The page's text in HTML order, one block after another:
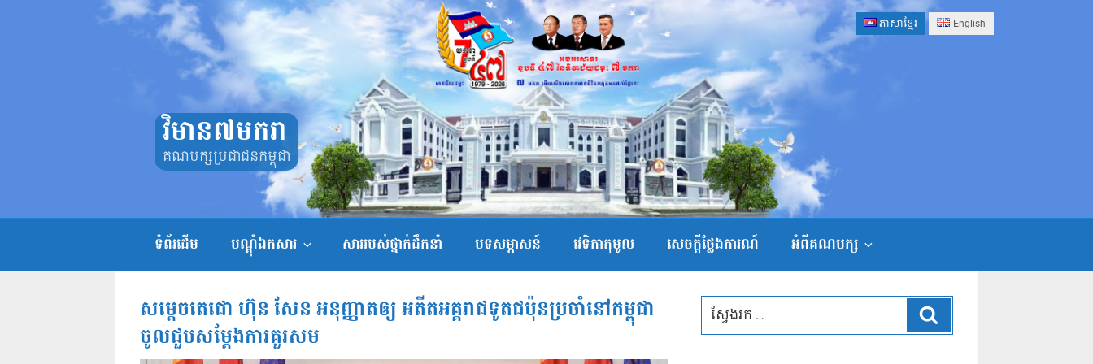
ភាសាខ្មែរ English
វិមាន៧មករា
គណបក្សប្រជាជនកម្ពុជា
ទំព័រដើម បណ្តុំឯកសារ សាររបស់ថ្នាក់ដឹកនាំ បទសម្ភាសន៍ វេទិកាតុមូល សេចក្ដីថ្លែងការណ៍ អំពីគណបក្ស
សម្តេចតេជោ ហ៊ុន សែន អនុញ្ញាតឲ្យ អតីតអគ្គរាជទូតជប៉ុនប្រចាំនៅកម្ពុជា
ចូលជួបសម្តែងការគួរសម